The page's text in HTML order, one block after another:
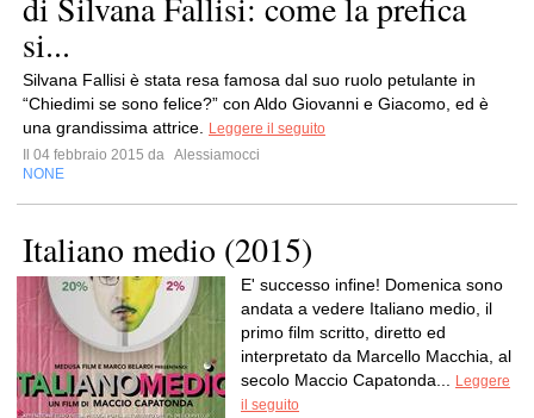
si...
Silvana Fallisi è stata resa famosa dal suo ruolo petulante in
“Chiedimi se sono felice?” con Aldo Giovanni e Giacomo, ed è
una grandissima attrice.
Leggere il seguito
Il 04 febbraio 2015 da Alessiamocci
NONE
Italiano medio (2015)
E' successo infine! Domenica sono
andata a vedere Italiano medio, il
primo film scritto, diretto ed
interpretato da Marcello Macchia, al
secolo Maccio Capatonda...
Leggere
il seguito